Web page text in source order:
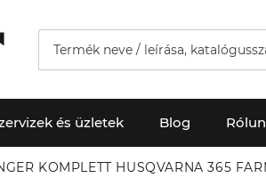
és üzletek Blog
KOMPLETT HUSQVARNA 365